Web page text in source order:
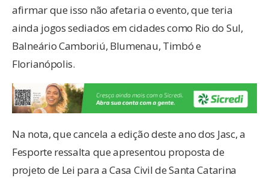
afirmar que isso não afetaria o evento, que teria
ainda jogos sediados em cidades como Rio do Sul,
Balneário Camboriú, Blumenau, Timbó e
Florianópolis.
Na nota, que cancela a edição deste ano dos Jasc, a
Fesporte ressalta que apresentou proposta de
projeto de Lei para a Casa Civil de Santa Catarina